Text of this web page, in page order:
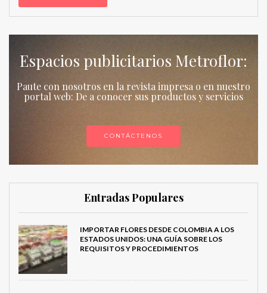
Espacios publicitarios Metroflor:
Paute con nosotros en la revista impresa o en nuestro
portal web: De a conocer sus productos y servicios
CONTÁCTENOS
Entradas Populares
IMPORTAR FLORES DESDE COLOMBIA A LOS
ESTADOS UNIDOS: UNA GUÍA SOBRE LOS
REQUISITOS Y PROCEDIMIENTOS